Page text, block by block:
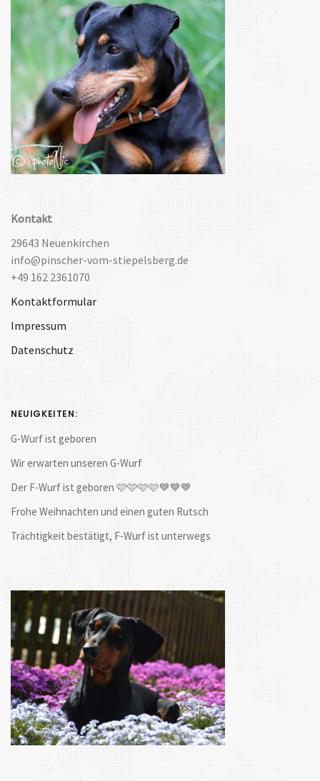
Kontakt
29643 Neuenkirchen
info@pinscher-vom-stiepelsberg.de
+49 162 2361070
Kontaktformular
Impressum
Datenschutz
NEUIGKEITEN:
G-Wurf ist geboren
Wir erwarten unseren G-Wurf
Der F-Wurf ist geboren 🩷🩷🩷🩷💙💙💙
Frohe Weihnachten und einen guten Rutsch
Trächtigkeit bestätigt, F-Wurf ist unterwegs